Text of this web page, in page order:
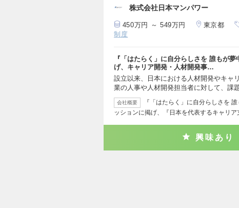
株式会社日本マンパワー
450万円 ～ 549万円 東京都
制度
『「はたらく」に自分らしさを 誰もが
げ、キャリア開発・人材開発事…
設立以来、日本における人材開発やキャ
業の人事や人材開発担当者に対して、課
会社概要
『「はたらく」に自分らしさを
ッションに掲げ、『日本を代表するキャリ
興味あり